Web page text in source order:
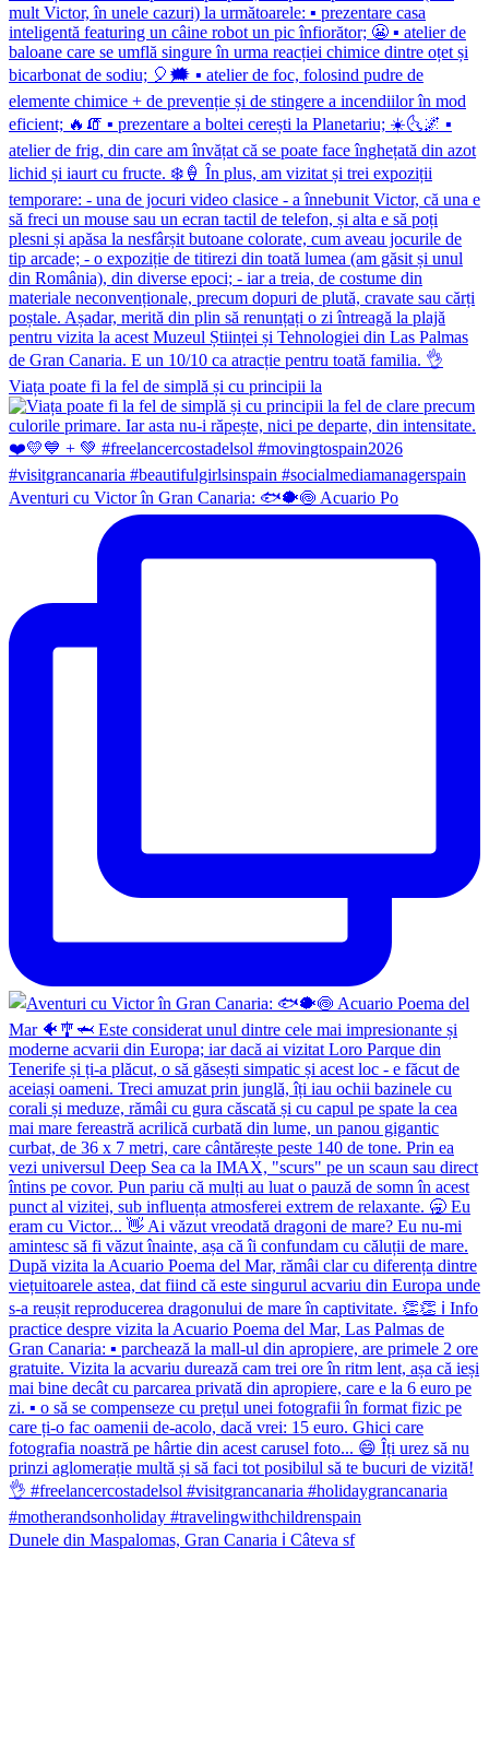
Viața poate fi la fel de simplă și cu principii la
Aventuri cu Victor în Gran Canaria: 🐟🐡🍥 Acuario Po
Dunele din Maspalomas, Gran Canaria ℹ️ Câteva sf